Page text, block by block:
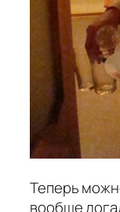
Теперь
вообще